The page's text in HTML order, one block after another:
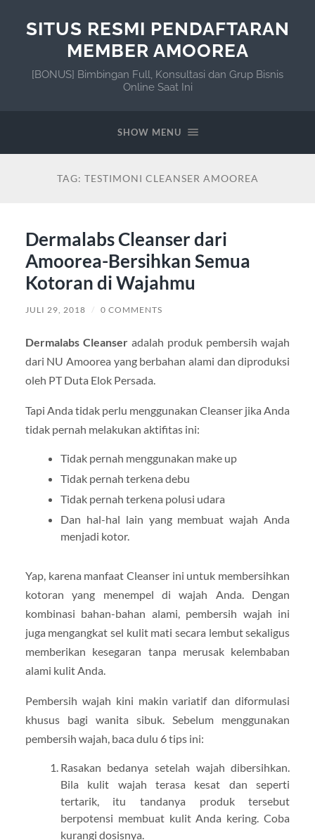
SITUS RESMI PENDAFTARAN
MEMBER AMOOREA
[BONUS] Bimbingan Full, Konsultasi dan Grup Bisnis
Online Saat Ini
SHOW MENU
TAG: TESTIMONI CLEANSER AMOOREA
Dermalabs Cleanser dari
Amoorea-Bersihkan Semua
Kotoran di Wajahmu
JULI 29, 2018 / 0 COMMENTS
Dermalabs Cleanseradalah produk pembersih wajah
dari NU Amoorea yang berbahan alami dan diproduksi
oleh PT Duta Elok Persada.
Tapi Anda tidak perlu menggunakan Cleanser jika Anda
tidak pernah melakukan aktifitas ini:
Tidak pernah menggunakan make up
Tidak pernah terkena debu
Tidak pernah terkena polusi udara
Dan hal-hal lain yang membuat wajah Anda
menjadi kotor.
Yap, karena manfaat Cleanser ini untuk membersihkan
kotoran yang menempel di wajah Anda. Dengan
kombinasi bahan-bahan alami, pembersih wajah ini
juga mengangkat sel kulit mati secara lembut sekaligus
memberikan kesegaran tanpa merusak kelembaban
alami kulit Anda.
Pembersih wajah kini makin variatif dan diformulasi
khusus bagi wanita sibuk. Sebelum menggunakan
pembersih wajah, baca dulu 6 tips ini:
Rasakan bedanya setelah wajah dibersihkan.
Bila kulit wajah terasa kesat dan seperti
tertarik, itu tandanya produk tersebut
berpotensi membuat kulit Anda kering. Coba
kurangi dosisnya.